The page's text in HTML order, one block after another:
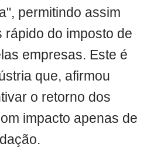
permitindo assim
rápido do imposto de
empresas. Este é
que, afirmou
o retorno dos
impacto apenas de